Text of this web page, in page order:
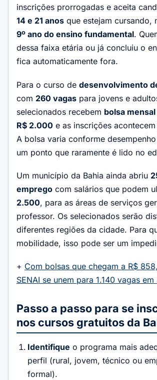
inscrições prorrogadas e aceita
14 e 21 anos que estejam cursando,
9º ano do ensino fundamental.
dessa faixa etária ou já concluiu o
fica automaticamente fora.
Para o curso de desenvolvimento
com 260 vagas para jovens e
selecionados recebem bolsa
R$ 2.000 e as inscrições
A bolsa varia conforme
um ponto que raramente é lido no
Um município da Bahia ainda abriu
emprego com salários que podem
2.500, para as áreas de serviços
professor. Os selecionados serão
diferentes regiões da cidade. Para
mobilidade, isso pode ser um
+ Com bolsas que chegam a R$
SENAI se unem para 1.140 vagas
Passo a passo para se
nos cursos gratuitos da
Identifique o programa mais
perfil (rural, jovem, técnico ou
formal).